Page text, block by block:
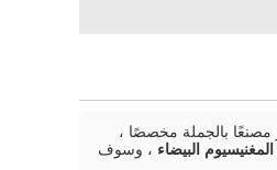
مصنعًا بالجملة مخصصًا ،
البيضاء ، وسوف